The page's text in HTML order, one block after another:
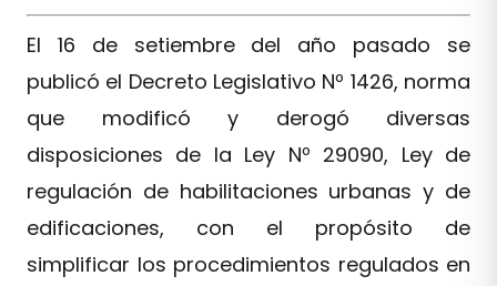
El 16 de setiembre del año pasado se
publicó el Decreto Legislativo Nº 1426, norma
que modificó y derogó diversas
disposiciones de la Ley Nº 29090, Ley de
regulación de habilitaciones urbanas y de
edificaciones, con el propósito de
simplificar los procedimientos regulados en